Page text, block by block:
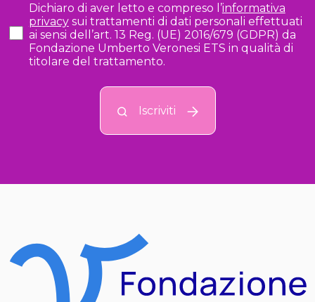
Dichiaro di aver letto e compreso l’informativa
privacysui trattamenti di dati personali effettuati
ai sensi dell’art. 13 Reg. (UE) 2016/679 (GDPR) da
Fondazione Umberto Veronesi ETS in qualità di
titolare del trattamento.
Iscriviti